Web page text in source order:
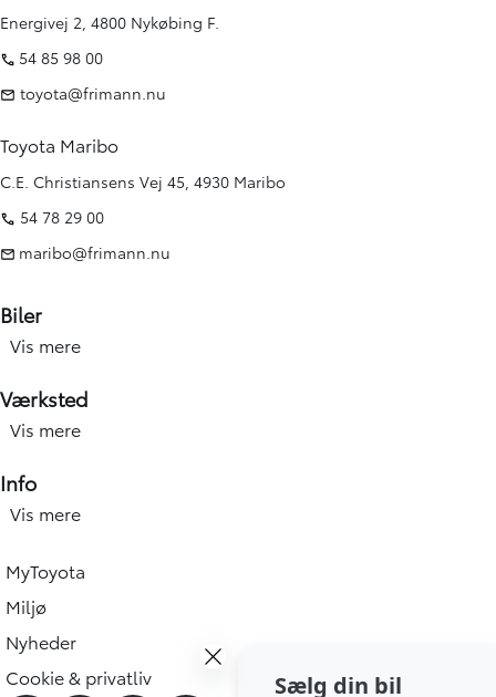
Energivej 2, 4800 Nykøbing F.
54 85 98 00
toyota@frimann.nu
Toyota Maribo
C.E. Christiansens Vej 45, 4930 Maribo
54 78 29 00
maribo@frimann.nu
Biler
Nye biler
Kampagner
Erhverv
Book prøvetur
Beregn salgspris på din bil
Toyota Approved Used
Biludlejning
Book tid
Vis mere
Værksted
Værksted forside
Hjulskift & dæk
Skadecenter & smart Repair
Tilbehør og reservedele
Book tid
Vis mere
Info
Åbningstid
Toyota Vejhjælp
Bliv ringet op
Skriv til os
Vis mere
MyToyota
Miljø
Nyheder
Cookie & privatliv
Sælg din bil